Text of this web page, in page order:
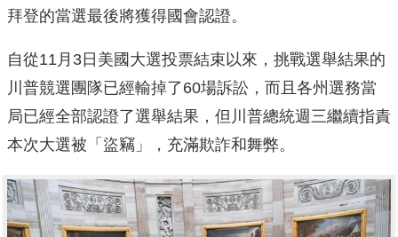
拜登的當選最後將獲得國會認證。
自從11月3日美國大選投票結束以來，挑戰選舉結果的
川普競選團隊已經輸掉了60場訴訟，而且各州選務當
局已經全部認證了選舉結果，但川普總統週三繼續指責
本次大選被「盜竊」，充滿欺詐和舞弊。